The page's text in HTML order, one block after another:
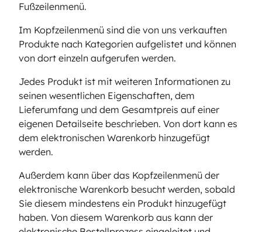
Fußzeilenmenü.
Im Kopfzeilenmenü sind die von uns verkauften
Produkte nach Kategorien aufgelistet und können
von dort einzeln aufgerufen werden.
Jedes Produkt ist mit weiteren Informationen zu
seinen wesentlichen Eigenschaften, dem
Lieferumfang und dem Gesamtpreis auf einer
eigenen Detailseite beschrieben. Von dort kann es
dem elektronischen Warenkorb hinzugefügt
werden.
Außerdem kann über das Kopfzeilenmenü der
elektronische Warenkorb besucht werden, sobald
Sie diesem mindestens ein Produkt hinzugefügt
haben. Von diesem Warenkorb aus kann der